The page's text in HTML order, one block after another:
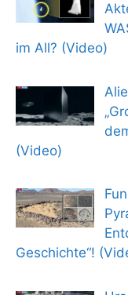
im All? (Video)
(Video)
Geschichte“!